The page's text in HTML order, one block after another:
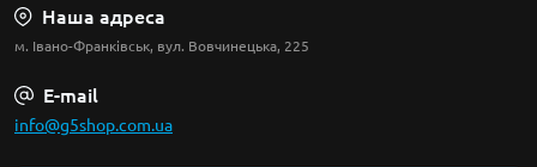
Наша адреса
м. Івано-Франківськ, вул. Вовчинецька, 225
E-mail
info@g5shop.com.ua